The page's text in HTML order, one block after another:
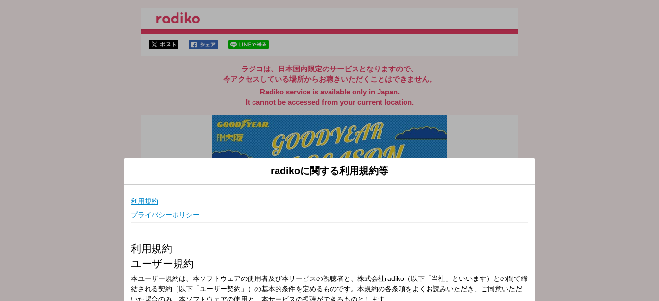
ラジコは、日本国内限定のサービスとなりますので、
今アクセスしている場所からお聴きいただくことはできません。
Radiko service is available only in Japan.
It cannot be accessed from your current location.
放送局
放送時間
2024年1月14日（日）10:55～11:00
radikoに関する利用規約等